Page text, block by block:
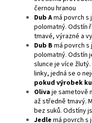
černou hranou
Dub Amá povrch
polomatný. Odstín
tmavé, výrazné a
Dub B má povrch
polomatný. Odstín
slunce je více
linky, jedná se o
pokud výrobek
Olivaje sametově
až středně tmavý.
bez suků. Odstíny
Jedle má povrch s